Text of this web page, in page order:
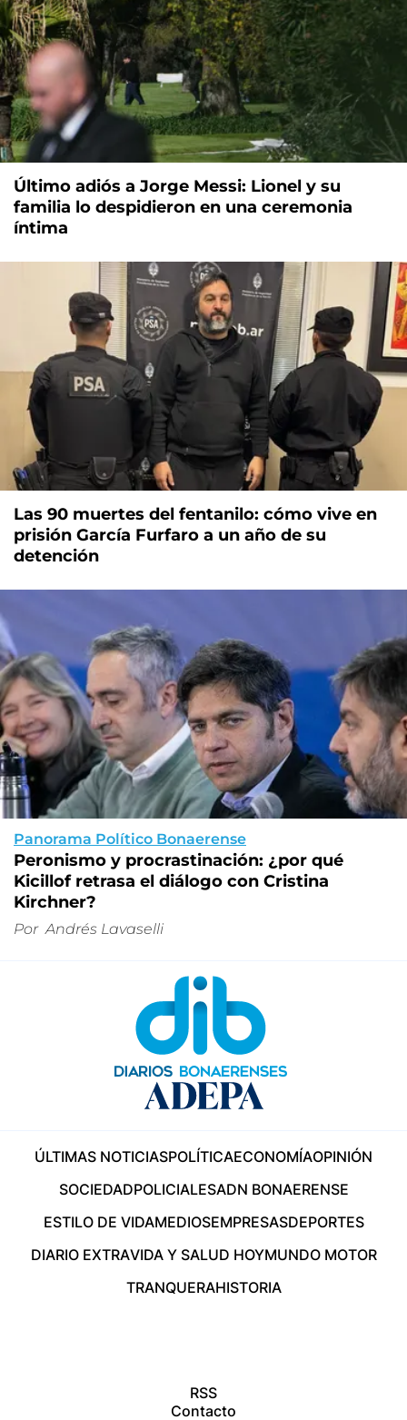
Último adiós a Jorge Messi: Lionel y su
familia lo despidieron en una ceremonia
íntima
Las 90 muertes del fentanilo: cómo vive en
prisión García Furfaro a un año de su
detención
Panorama Político Bonaerense
Peronismo y procrastinación: ¿por qué
Kicillof retrasa el diálogo con Cristina
Kirchner?
Por Andrés Lavaselli
ÚLTIMAS NOTICIASPOLÍTICAECONOMÍAOPINIÓN
SOCIEDADPOLICIALESADN BONAERENSE
ESTILO DE VIDAMEDIOSEMPRESASDEPORTES
DIARIO EXTRAVIDA Y SALUD HOYMUNDO MOTOR
TRANQUERAHISTORIA
RSS
Contacto